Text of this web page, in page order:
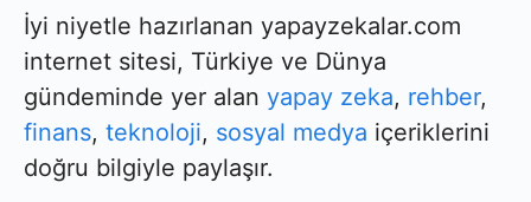
İyi niyetle hazırlanan yapayzekalar.com
internet sitesi, Türkiye ve Dünya
gündeminde yer alan yapay zeka, rehber,
finans, teknoloji, sosyal medya içeriklerini
doğru bilgiyle paylaşır.